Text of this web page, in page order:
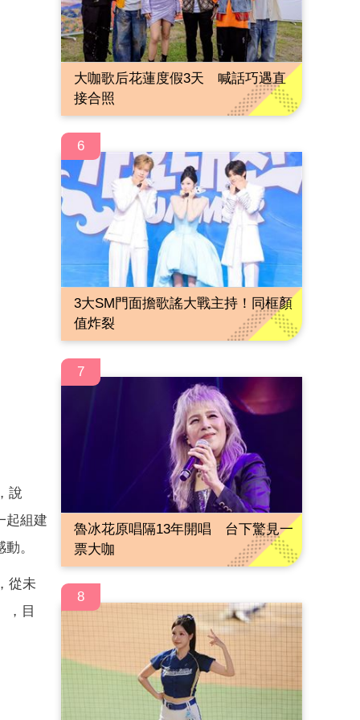
說
起組建
。
從未
，目
大咖歌后花蓮度假3天 喊話巧遇直
接合照
6
3大SM門面擔歌謠大戰主持！同框顏
值炸裂
7
魯冰花原唱隔13年開唱 台下驚見一
票大咖
8